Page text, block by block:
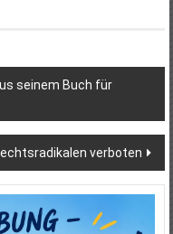
seinem Buch für
verboten